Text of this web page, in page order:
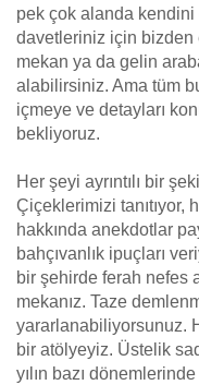
pek çok alanda
davetleriniz için bizden
mekan ya da gelin
alabilirsiniz. Ama tüm
içmeye ve detayları
bekliyoruz.
Her şeyi ayrıntılı bir
Çiçeklerimizi tanıtıyor,
hakkında anekdotlar
bahçıvanlık ipuçları
bir şehirde ferah nefes
mekanız. Taze
yararlanabiliyorsunuz.
bir atölyeyiz. Üstelik
yılın bazı